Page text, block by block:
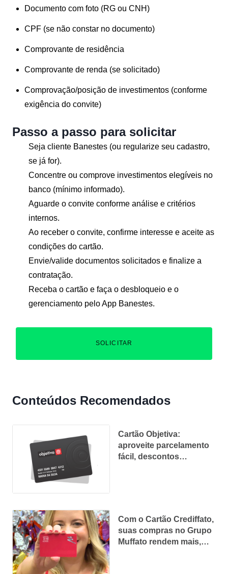
Documento com foto (RG ou CNH)
CPF (se não constar no documento)
Comprovante de residência
Comprovante de renda (se solicitado)
Comprovação/posição de investimentos (conforme
exigência do convite)
Passo a passo para solicitar
Seja cliente Banestes (ou regularize seu cadastro,
se já for).
Concentre ou comprove investimentos elegíveis no
banco (mínimo informado).
Aguarde o convite conforme análise e critérios
internos.
Ao receber o convite, confirme interesse e aceite as
condições do cartão.
Envie/valide documentos solicitados e finalize a
contratação.
Receba o cartão e faça o desbloqueio e o
gerenciamento pelo App Banestes.
SOLICITAR
Conteúdos Recomendados
Cartão Objetiva:
aproveite parcelamento
fácil, descontos
Com o Cartão Crediffato,
suas compras no Grupo
Muffato rendem mais,